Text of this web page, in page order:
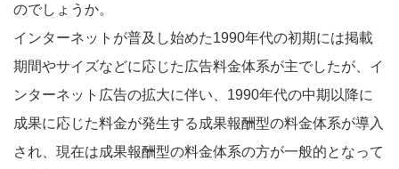
のでしょうか。
インターネットが普及し始めた1990年代の初期には掲載
期間やサイズなどに応じた広告料金体系が主でしたが、イ
ンターネット広告の拡大に伴い、1990年代の中期以降に
成果に応じた料金が発生する成果報酬型の料金体系が導入
され、現在は成果報酬型の料金体系の方が一般的となって